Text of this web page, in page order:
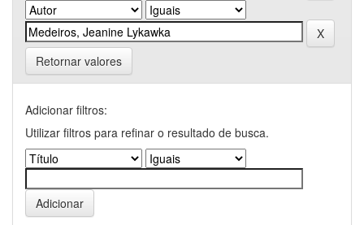
Retornar valores
Adicionar filtros:
Utilizar filtros para refinar o resultado de busca.